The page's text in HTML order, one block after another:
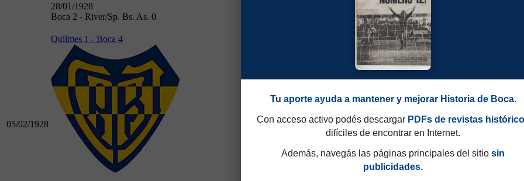
28/01/1928
Boca 2 - River/Sp. Bs. As. 0
05/02/1928
Quilmes 1 - Boca 4
77 Amistosos 1928
Tu aporte ayuda a mantener y mejorar Historia de Boca.
Con acceso activo podés descargar PDFs de revistas
difíciles de encontrar en Internet.
Además, navegás las páginas principales del sitio sin
publicidades.